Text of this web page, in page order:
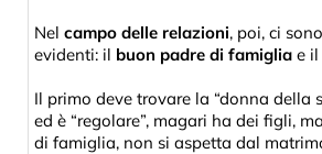
Nel campo delle relazioni, poi, ci
evidenti: il buon padre di famiglia e il
Il primo deve trovare la “donna della
ed è “regolare”, magari ha dei figli,
di famiglia, non si aspetta dal